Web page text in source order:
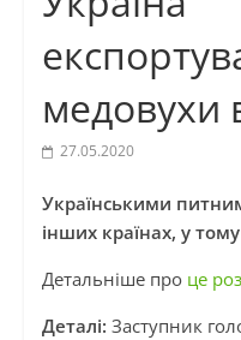
медовухи
27.05.2020
Українськими
інших країнах, у
Детальніше про це
Деталі: Заступник